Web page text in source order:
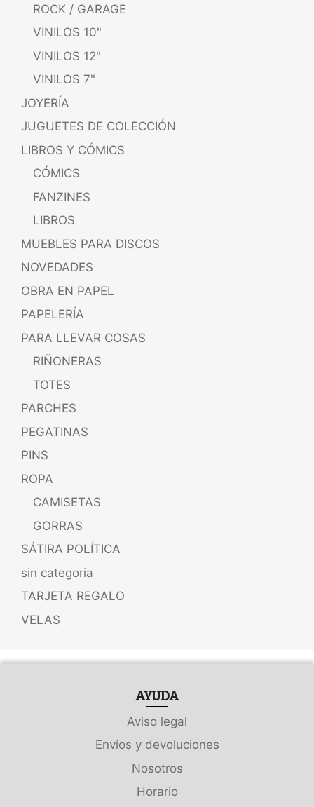
ROCK / GARAGE
VINILOS 10"
VINILOS 12"
VINILOS 7"
JOYERÍA
JUGUETES DE COLECCIÓN
LIBROS Y CÓMICS
CÓMICS
FANZINES
LIBROS
MUEBLES PARA DISCOS
NOVEDADES
OBRA EN PAPEL
PAPELERÍA
PARA LLEVAR COSAS
RIÑONERAS
TOTES
PARCHES
PEGATINAS
PINS
ROPA
CAMISETAS
GORRAS
SÁTIRA POLÍTICA
sin categoria
TARJETA REGALO
VELAS
AYUDA
Aviso legal
Envíos y devoluciones
Nosotros
Horario